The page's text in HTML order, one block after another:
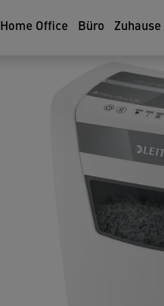
Home Office Büro Zuhause